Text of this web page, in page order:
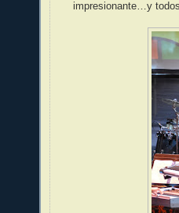
impresionante…y